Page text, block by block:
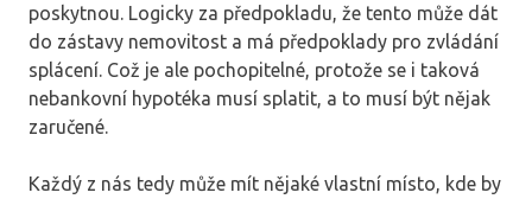
poskytnou. Logicky za předpokladu, že tento může dát
do zástavy nemovitost a má předpoklady pro zvládání
splácení. Což je ale pochopitelné, protože se i taková
nebankovní hypotéka musí splatit, a to musí být nějak
zaručené.
Každý z nás tedy může mít nějaké vlastní místo, kde by